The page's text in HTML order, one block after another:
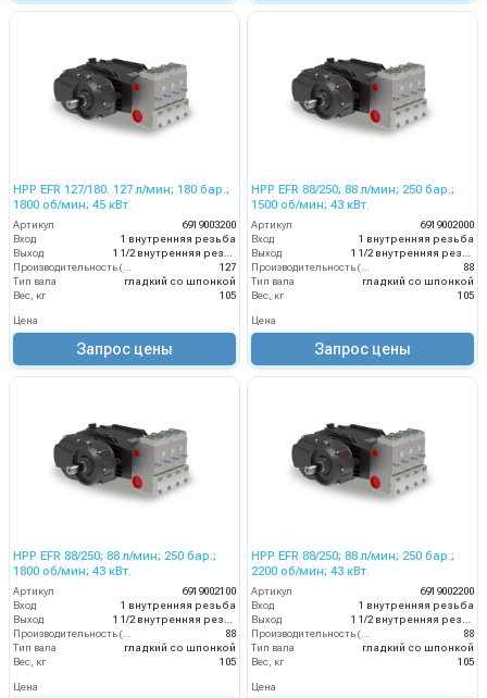
HPP EFR 127/180. 127 л/мин; 180 бар.;
1800 об/мин; 45 кВт.
Артикул
6919003200
Вход
1 внутренняя резьба
Выход
1 1/2 внутренняя резьба
Производительность (л/мин)
127
Тип вала
гладкий со шпонкой
Вес, кг
105
Цена
Запрос цены
HPP EFR 88/250; 88 л/мин; 250 бар.;
1500 об/мин; 43 кВт.
Артикул
6919002000
Вход
1 внутренняя резьба
Выход
1 1/2 внутренняя резьба
Производительность (л/мин)
88
Тип вала
гладкий со шпонкой
Вес, кг
105
Цена
Запрос цены
HPP EFR 88/250; 88 л/мин; 250 бар.;
1800 об/мин; 43 кВт.
Артикул
6919002100
Вход
1 внутренняя резьба
Выход
88
Тип вала
гладкий со шпонкой
Вес, кг
105
Цена
HPP EFR 88/250; 88 л/мин; 250 бар.;
2200 об/мин; 43 кВт.
Артикул
6919002200
Вход
1 внутренняя резьба
Выход
88
Тип вала
гладкий со шпонкой
Вес, кг
105
Цена